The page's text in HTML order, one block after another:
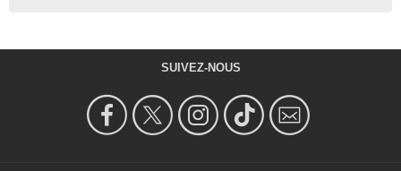
SUIVEZ-NOUS